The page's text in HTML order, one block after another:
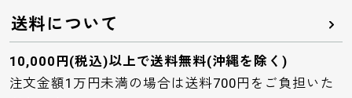
送料について
10,000円(税込)以上で送料無料(沖縄を除く)
注文金額1万円未満の場合は送料700円をご負担いた